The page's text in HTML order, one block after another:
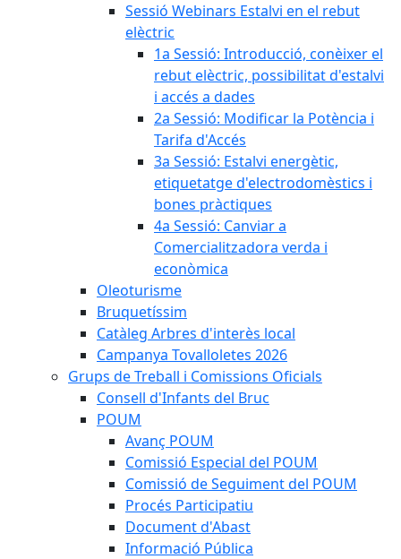
Sessió Webinars Estalvi en el rebut
elèctric
1a Sessió: Introducció, conèixer el
rebut elèctric, possibilitat d'estalvi
i accés a dades
2a Sessió: Modificar la Potència i
Tarifa d'Accés
3a Sessió: Estalvi energètic,
etiquetatge d'electrodomèstics i
bones pràctiques
4a Sessió: Canviar a
Comercialitzadora verda i
econòmica
Oleoturisme
Bruquetíssim
Catàleg Arbres d'interès local
Campanya Tovalloletes 2026
Grups de Treball i Comissions Oficials
Consell d'Infants del Bruc
POUM
Avanç POUM
Comissió Especial del POUM
Comissió de Seguiment del POUM
Procés Participatiu
Document d'Abast
Informació Pública